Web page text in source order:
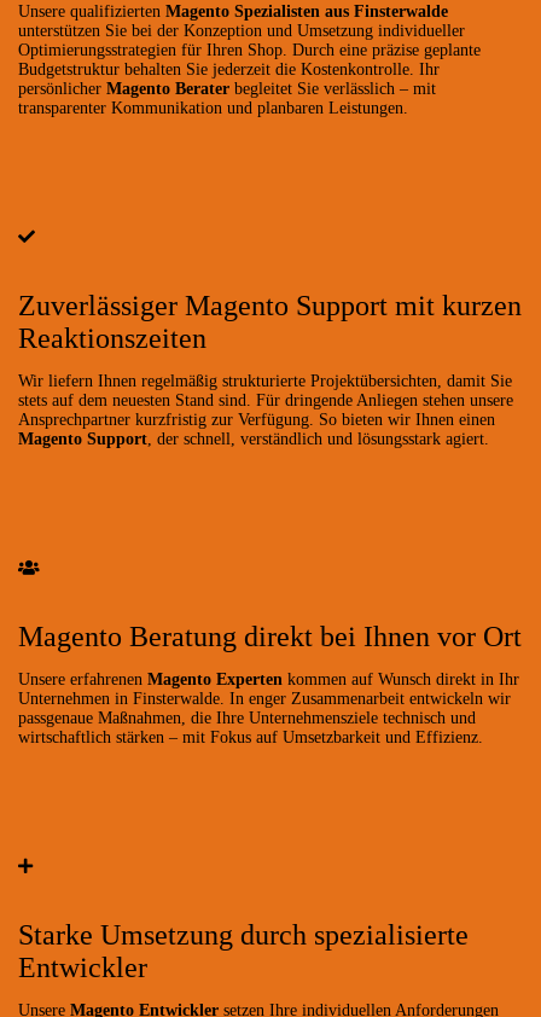
Unsere qualifizierten Magento Spezialisten aus Finsterwalde
unterstützen Sie bei der Konzeption und Umsetzung individueller
Optimierungsstrategien für Ihren Shop. Durch eine präzise geplante
Budgetstruktur behalten Sie jederzeit die Kostenkontrolle. Ihr
persönlicher Magento Berater begleitet Sie verlässlich – mit
transparenter Kommunikation und planbaren Leistungen.
Zuverlässiger Magento Support mit kurzen
Reaktionszeiten
Wir liefern Ihnen regelmäßig strukturierte Projektübersichten, damit Sie
stets auf dem neuesten Stand sind. Für dringende Anliegen stehen unsere
Ansprechpartner kurzfristig zur Verfügung. So bieten wir Ihnen einen
Magento Support , der schnell, verständlich und lösungsstark agiert.
Magento Beratung direkt bei Ihnen vor Ort
Unsere erfahrenen Magento Experten kommen auf Wunsch direkt in Ihr
Unternehmen in Finsterwalde. In enger Zusammenarbeit entwickeln wir
passgenaue Maßnahmen, die Ihre Unternehmensziele technisch und
wirtschaftlich stärken – mit Fokus auf Umsetzbarkeit und Effizienz.
Starke Umsetzung durch spezialisierte
Entwickler
Unsere Magento Entwickler setzen Ihre individuellen Anforderungen